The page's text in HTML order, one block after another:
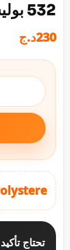
532 بوليستر
230د.ج
تحتاج